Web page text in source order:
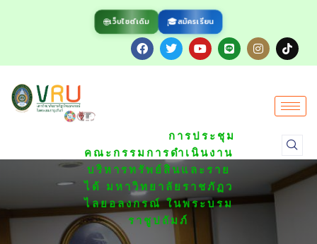
🌐เว็บไซต์เดิม 🎓สมัครเรียน
HOME
การประชุม
คณะกรรมการดำเนินงาน
บริหารทรัพย์สินและราย
ได้ มหาวิทยาลัยราชภัฏว
ไลยอลงกรณ์ ในพระบรม
ราชูปถัมภ์